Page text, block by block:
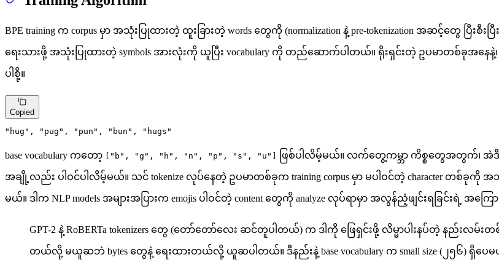
BPE training က corpus မှာ အသုံးပြုထားတဲ့ ထူးခြားတဲ့ words တွေကို (normalization နဲ့ pre-tokenization အဆင့်တွေ ပ
ရေးသားဖို့ အသုံးပြုထားတဲ့ symbols အားလုံးကို ယူပြီး vocabulary ကို တည်ဆောက်ပါတယ်။ ရိုးရှင်းတဲ့ ဥပမာတစ်ခုအန
ပါစို့။
Copied
"hug" , "pug" , "pun" , "bun" , "hugs"
base vocabulary ကတော့ ["b", "g", "h", "n", "p", "s", "u"] ဖြစ်ပါလိမ့်မယ်။ လက်တွေ့ကမ္ဘာ ကိစ္စတွေအတွက်၊ အဲဒီ base
အချို့လည်း ပါဝင်ပါလိမ့်မယ်။ သင် tokenize လုပ်နေတဲ့ ဥပမာတစ်ခုက training corpus မှာ မပါဝင်တဲ့ character တစ်ခုကို အ
မယ်။ ဒါက NLP models အများအပြားက emojis ပါဝင်တဲ့ content တွေကို analyze လုပ်ရာမှာ အလွန်ညံ့ဖျင်းရခြင်းရဲ့ အကြေ
GPT-2 နဲ့ RoBERTa tokenizers တွေ (တော်တော်လေး ဆင်တူပါတယ်) က ဒါကို ဖြေရှင်းဖို့ လိမ္မာပါးနပ်တဲ့ နည်းလမ်း
တယ်လို့ မယူဆဘဲ bytes တွေနဲ့ ရေးထားတယ်လို့ ယူဆပါတယ်။ ဒီနည်းနဲ့ base vocabulary က small size (၂၅၆) ရှိပေမယ့်၊ သ